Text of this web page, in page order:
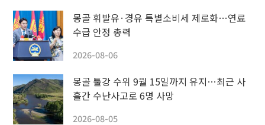
몽골 휘발유·경유 특별소비세 제로화…연료
수급 안정 총력
2026-08-06
몽골 툴강 수위 9월 15일까지 유지…최근 사
흘간 수난사고로 6명 사망
2026-08-05